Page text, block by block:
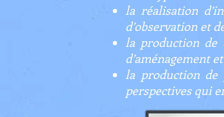
la réalisation
d’observation et
la production de
d’aménagement
la production de
perspectives qui